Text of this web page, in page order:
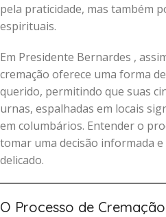
pela praticidade, mas também
espirituais.
Em Presidente Bernardes ,
cremação oferece uma forma de
querido, permitindo que suas
urnas, espalhadas em locais
em columbários. Entender o
tomar uma decisão informada
delicado.
O Processo de